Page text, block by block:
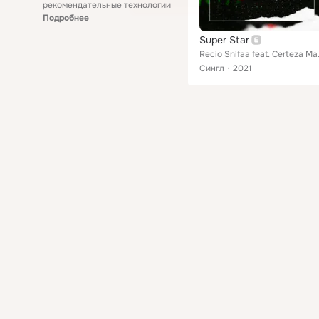
рекомендательные технологии
Подробнее
Super Star
Recio
Сингл
2021